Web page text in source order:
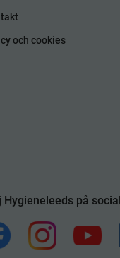
Hygieneleeds på
och cookies